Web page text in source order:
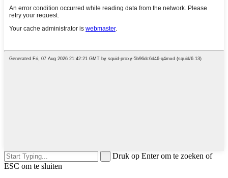
Druk op Enter om te zoeken of
ESC om te sluiten